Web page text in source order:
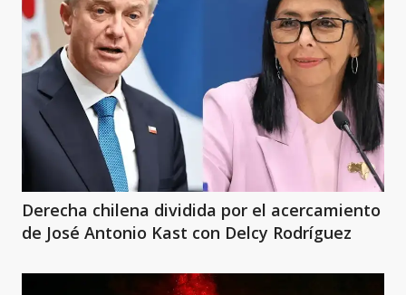
Derecha chilena dividida por el acercamiento
de José Antonio Kast con Delcy Rodríguez